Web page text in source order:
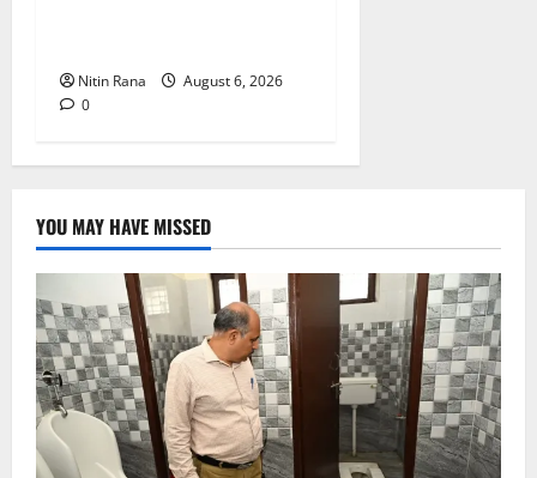
Nitin Rana
August 6, 2026
0
YOU MAY HAVE MISSED